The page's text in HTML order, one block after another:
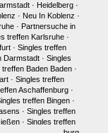
· Heidelberg·
· Neu In Koblenz ·
· Partnersuche in
treffen Karlsruhe·
· Singles treffen
Darmstadt· Singles
treffen Baden Baden·
· Singles treffen
Aschaffenburg·
treffen Bingen ·
· Singles treffen
· Singles treffen